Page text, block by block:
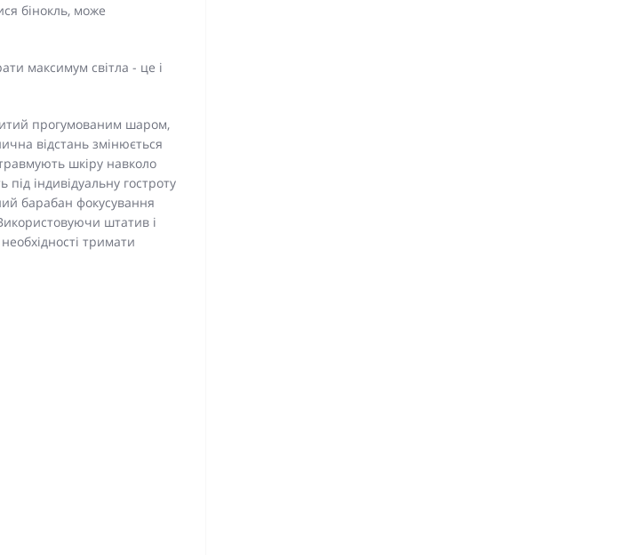
бінокль, може
максимум світла - це і
прогумованим шаром,
відстань змінюється
шкіру навколо
індивідуальну гостроту
барабан фокусування
штатив і
тримати